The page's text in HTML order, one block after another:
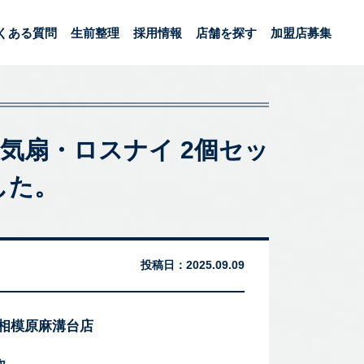
ある質問 生前整理 採用情報 店舗を探す 加盟店募集
扇・ロスナイ 2個セッ
。
投稿日： 2025.09.09
模原麻溝台店